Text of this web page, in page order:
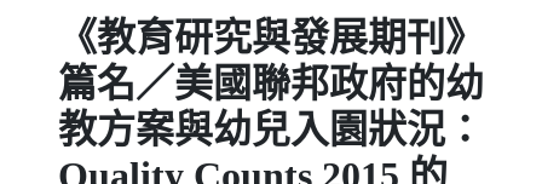
《教育研究與發展期刊》
篇名／美國聯邦政府的幼
教方案與幼兒入園狀況：